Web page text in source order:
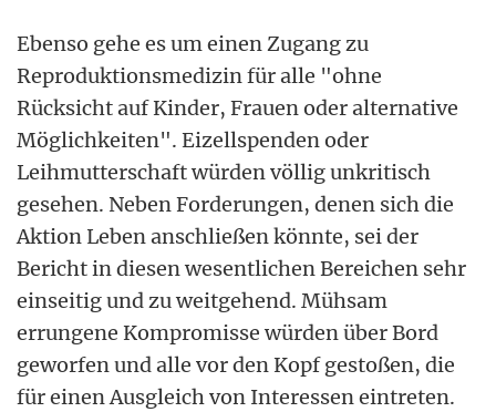
Ebenso gehe es um einen Zugang zu
Reproduktionsmedizin für alle "ohne
Rücksicht auf Kinder, Frauen oder alternative
Möglichkeiten". Eizellspenden oder
Leihmutterschaft würden völlig unkritisch
gesehen. Neben Forderungen, denen sich die
Aktion Leben anschließen könnte, sei der
Bericht in diesen wesentlichen Bereichen sehr
einseitig und zu weitgehend. Mühsam
errungene Kompromisse würden über Bord
geworfen und alle vor den Kopf gestoßen, die
für einen Ausgleich von Interessen eintreten.